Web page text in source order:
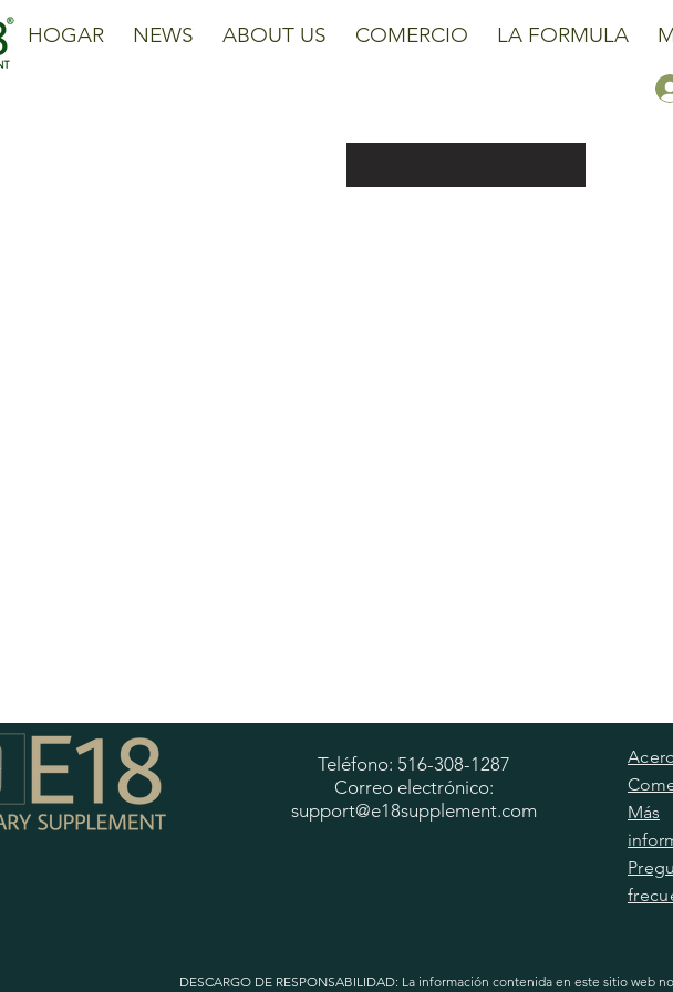
HOGAR NEWS ABOUT US COMERCIO LA FORMULA
Teléfono: 516-308-1287
Correo electrónico:
support@e18supplement.com
Más
DESCARGO DE RESPONSABILIDAD: La información contenida en este sitio web